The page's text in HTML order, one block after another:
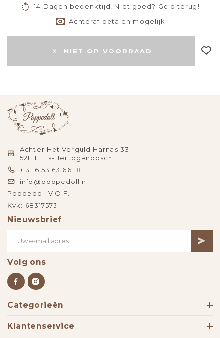
14 Dagen bedenktijd, Niet goed? Geld terug!
Achteraf betalen mogelijk
NIET OP VOORRAAD
Achter Het Verguld Harnas 33
5211 HL 's-Hertogenbosch
+ 31 6 53 63 66 18
info@poppedoll.nl
Poppedoll V.O.F.
Kvk: 68317573
Nieuwsbrief
Volg ons
Categorieën
Klantenservice